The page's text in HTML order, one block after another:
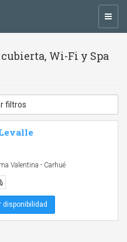
Wi-Fi y Spa
filtros
Valentina - Carhué
disponibilidad